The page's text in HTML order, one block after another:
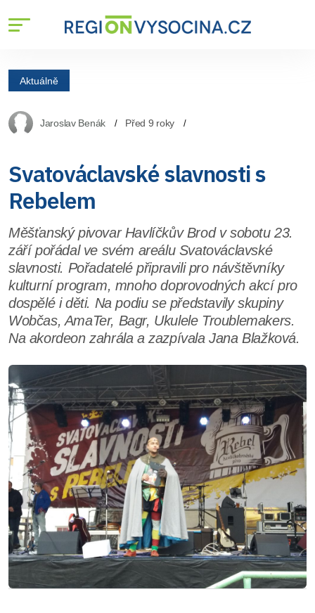
Aktuálně
Jaroslav Benák Před 9 roky
Svatováclavské slavnosti s
Rebelem
Měšťanský pivovar Havlíčkův Brod v sobotu 23.
září pořádal ve svém areálu Svatováclavské
slavnosti. Pořadatelé připravili pro návštěvníky
kulturní program, mnoho doprovodných akcí pro
dospělé i děti. Na podiu se představily skupiny
Wobčas, AmaTer, Bagr, Ukulele Troublemakers.
Na akordeon zahrála a zazpívala Jana Blažková.